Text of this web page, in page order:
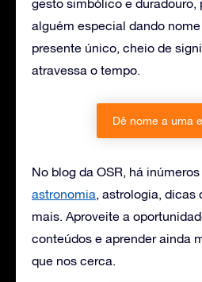
gesto simbólico e duradouro,
alguém especial dando
presente único, cheio de
atravessa o tempo.
Dê nome a uma
No blog da OSR, há
astronomia, astrologia, dicas
mais. Aproveite a
conteúdos e aprender ainda
que nos cerca.